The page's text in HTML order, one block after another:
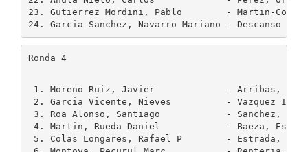
23. Gutierrez Mordini, Pablo        - Martin-
Ronda 4
1. Moreno Ruiz, Javier             - Arribas,
2. Garcia Vicente, Nieves          - Vazquez
3. Roa Alonso, Santiago            - Sanchez,
4. Martin, Rueda Daniel            - Baeza,
5. Colas Longares, Rafael P        - Estrada,